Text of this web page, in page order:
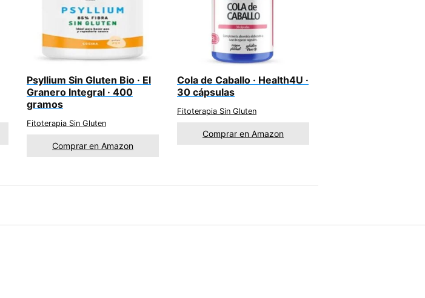
Psyllium Sin Gluten Bio · El
Granero Integral · 400
gramos
Fitoterapia Sin Gluten
Comprar en Amazon
Cola de Caballo · Health4U ·
30 cápsulas
Fitoterapia Sin Gluten
Comprar en Amazon